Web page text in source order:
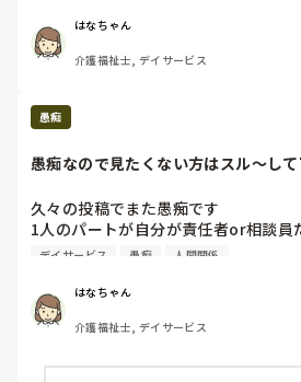
施設長に...
私:こないだ体験さんの情報ＣＭから
えに来て欲しいって言われたんですよ
りましたけど💢
施設長:俺、家族と話しして時間決めた
電話来たんですどうするんですか？
施設長:何で？
私:は〜何でじゃなくて施設長が聞いた
9:30までに迎えに来て欲しいって言わ
ル〜な気持ちで私は仕事してたので
『大丈夫なん？』『熱ないの？』など
💢
はなちゃん
介護福祉士, デイサービス
愚痴
愚痴なので見たくない方はスル〜し
久々の投稿でまた愚痴です
1人のパートが自分が責任者or相談員
んでもかんでもしゃしゃり出て来て
絡を取り合ったり、それがバレ問題
交換したらあかんの...?ですって〜
考えたら分からないカナ〜？
デイサービス 愚痴 人間関係
はなちゃん
介護福祉士, デイサービス